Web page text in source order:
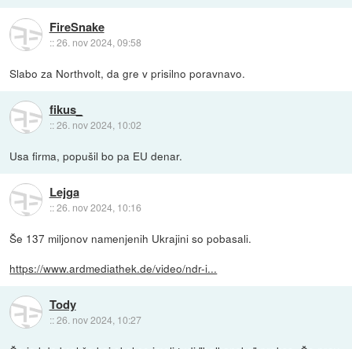
FireSnake
::26. nov 2024, 09:58
Slabo za Northvolt, da gre v prisilno poravnavo.
fikus_
::26. nov 2024, 10:02
Usa firma, popušil bo pa EU denar.
Lejga
::26. nov 2024, 10:16
Še 137 miljonov namenjenih Ukrajini so pobasali.
https://www.ardmediathek.de/video/ndr-i...
Tody
::26. nov 2024, 10:27